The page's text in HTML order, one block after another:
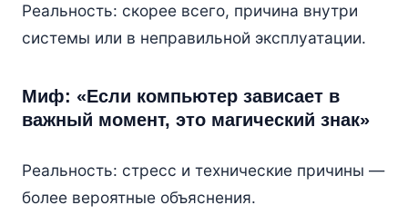
Реальность: скорее всего, причина внутри
системы или в неправильной эксплуатации.
Миф: «Если компьютер зависает в
важный момент, это магический знак»
Реальность: стресс и технические причины —
более вероятные объяснения.